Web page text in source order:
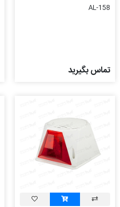
AL-158
تماس بگیرید